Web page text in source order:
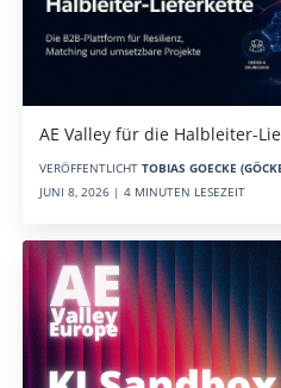
AE Valley für die Halbleiter-
VERÖFFENTLICHT TOBIAS GOECKE
JUNI 8, 2026 | 4 MINUTEN LESEZEIT